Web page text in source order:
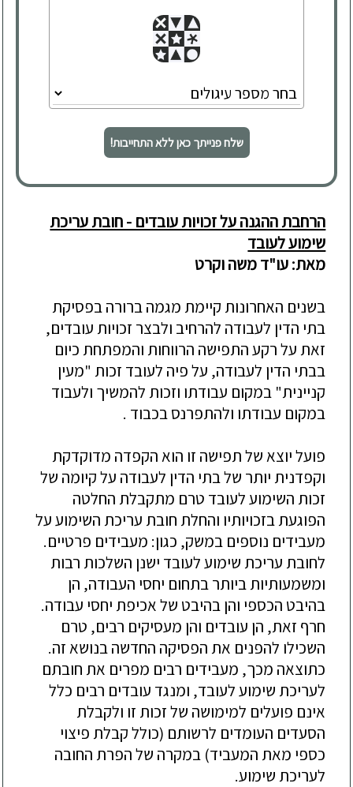
שלח פנייתך כאן ללא התחייבות!
הרחבת ההגנה על זכויות עובדים - חובת עריכת
שימוע לעובד
מאת: עו"ד משה וקרט
בשנים האחרונות קיימת מגמה ברורה בפסיקת
בתי הדין לעבודה להרחיב ולבצר זכויות עובדים,
זאת על רקע התפישה הרווחות והמפתחת כיום
בבתי הדין לעבודה, על פיה לעובד זכות "מעין
קניינית" במקום עבודתו וזכות להמשיך ולעבוד
במקום עבודתו ולהתפרנס בכבוד .
פועל יוצא של תפישה זו הוא הקפדה מדוקדקת
וקפדנית יותר של בתי הדין לעבודה על קיומה של
זכות השימוע לעובד טרם מתקבלת החלטה
הפוגעת בזכויותיו והחלת חובת עריכת השימוע על
מעבידים נוספים במשק, כגון: מעבידים פרטיים.
לחובת עריכת שימוע לעובד ישנן השלכות רבות
ומשמעותיות ביותר בתחום יחסי העבודה, הן
בהיבט הכספי והן בהיבט של אכיפת יחסי עבודה.
חרף זאת, הן עובדים והן מעסיקים רבים, טרם
השכילו להפנים את הפסיקה החדשה בנושא זה.
כתוצאה מכך, מעבידים רבים מפרים את חובתם
לעריכת שימוע לעובד, ומנגד עובדים רבים כלל
אינם פועלים למימושה של זכות זו ולקבלת
הסעדים העומדים לרשותם (כולל קבלת פיצוי
כספי מאת המעביד) במקרה של הפרת החובה
לעריכת שימוע.